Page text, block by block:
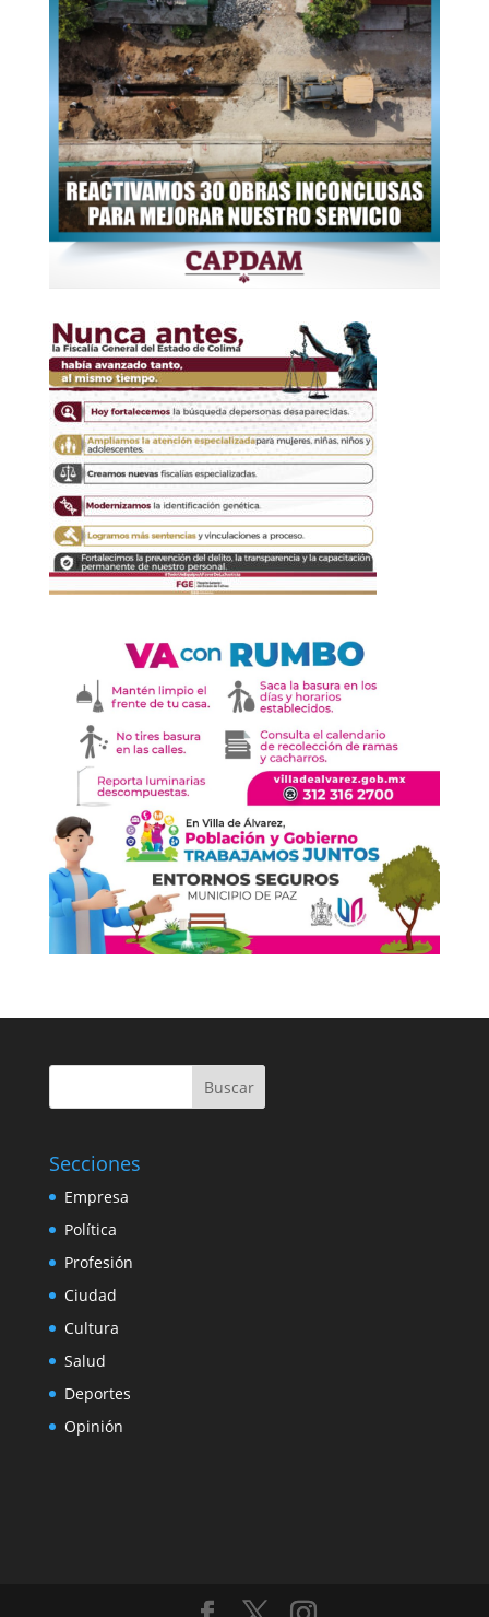
Buscar
Secciones
Empresa
Política
Profesión
Ciudad
Cultura
Salud
Deportes
Opinión